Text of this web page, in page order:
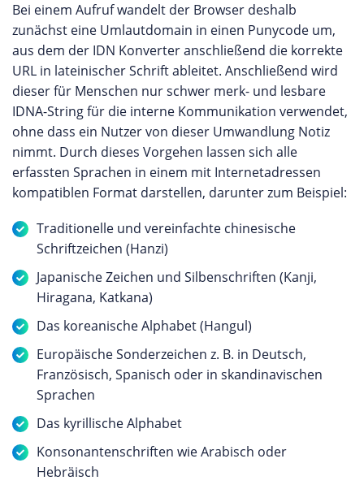
Bei einem Aufruf wandelt der Browser deshalb
zunächst eine Umlautdomain in einen Punycode um,
aus dem der IDN Konverter anschließend die korrekte
URL in lateinischer Schrift ableitet. Anschließend wird
dieser für Menschen nur schwer merk- und lesbare
IDNA-String für die interne Kommunikation verwendet,
ohne dass ein Nutzer von dieser Umwandlung Notiz
nimmt. Durch dieses Vorgehen lassen sich alle
erfassten Sprachen in einem mit Internetadressen
kompatiblen Format darstellen, darunter zum Beispiel:
Traditionelle und vereinfachte chinesische
Schriftzeichen (Hanzi)
Japanische Zeichen und Silbenschriften (Kanji,
Hiragana, Katkana)
Das koreanische Alphabet (Hangul)
Europäische Sonderzeichen z. B. in Deutsch,
Französisch, Spanisch oder in skandinavischen
Sprachen
Das kyrillische Alphabet
Konsonantenschriften wie Arabisch oder
Hebräisch